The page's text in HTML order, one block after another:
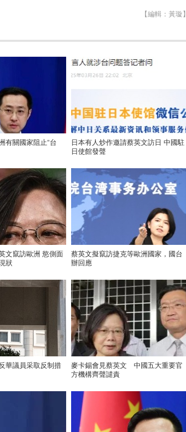
【編輯：黃璇】
有關國家阻止“台
日本有人炒作邀請蔡英文訪日 中國駐
日使館發聲
文竄訪歐洲 慾側面
狀
蔡英文擬竄訪捷克等歐洲國家，國台
辦回應
華議員采取反制措
麥卡錫會見蔡英文 中國五大重要官
方機構齊聲譴責